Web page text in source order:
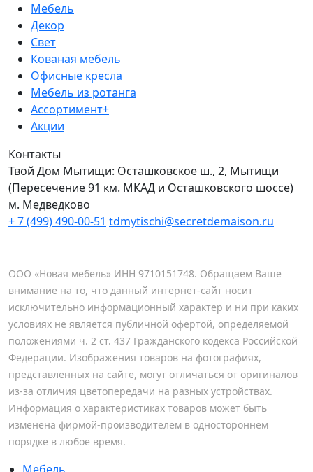
Мебель
Декор
Свет
Кованая мебель
Офисные кресла
Мебель из ротанга
Ассортимент+
Акции
Контакты
Твой Дом Мытищи: Осташковское ш., 2, Мытищи
(Пересечение 91 км. МКАД и Осташковского шоссе)
м. Медведково
+ 7 (499) 490-00-51 tdmytischi@secretdemaison.ru
ООО «Новая мебель» ИНН 9710151748. Обращаем Ваше
внимание на то, что данный интернет-сайт носит
исключительно информационный характер и ни при каких
условиях не является публичной офертой, определяемой
положениями ч. 2 ст. 437 Гражданского кодекса Российской
Федерации. Изображения товаров на фотографиях,
представленных на сайте, могут отличаться от оригиналов
из-за отличия цветопередачи на разных устройствах.
Информация о характеристиках товаров может быть
изменена фирмой-производителем в одностороннем
порядке в любое время.